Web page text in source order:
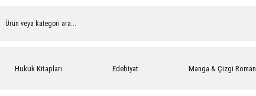
Hukuk Kitapları Edebiyat Manga & Çizgi Roman